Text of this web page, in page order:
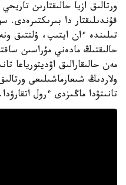
ورتالىق ازيا حالىقتارىن
قۇندىلىقتار دا بىرىكتىرەدى.
تىلىندە ءان ايتىپ، ۇلتتىق
حالىقتىڭ مادەني مۇراسىن
مەن حالىقارالىق اۋديتورياعا
ولاردىڭ شىعارماشىلىعى
تانىتۋدا ماڭىزدى ءرول اتقارۋدا.